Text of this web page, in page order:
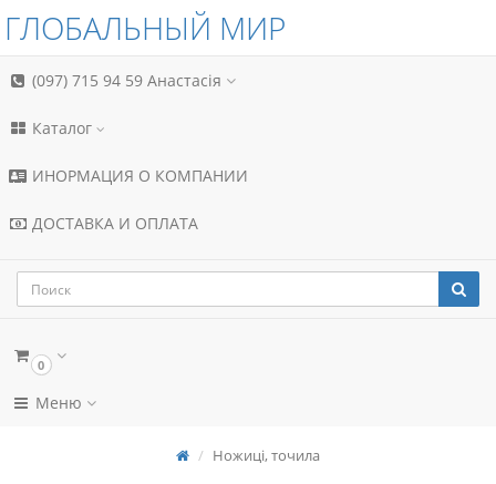
ГЛОБАЛЬНЫЙ МИР
(097) 715 94 59 Анастасія
Каталог
ИНОРМАЦИЯ О КОМПАНИИ
ДОСТАВКА И ОПЛАТА
0
Меню
Ножиці, точила